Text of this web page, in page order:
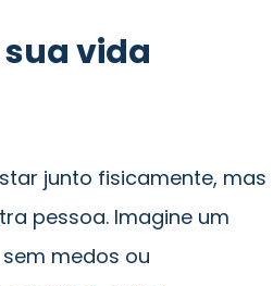
vida
junto fisicamente, mas
pessoa. Imagine um
medos ou